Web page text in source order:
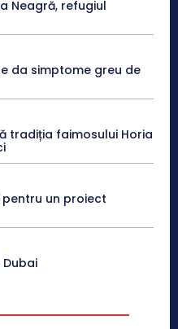
Neagră, refugiul
da simptome greu de
tradiția faimosului Horia
pentru un proiect